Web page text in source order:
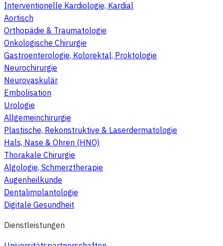
Interventionelle Kardiologie, Kardial
Aortisch
Orthopädie & Traumatologie
Onkologische Chirurgie
Gastroenterologie, Kolorektal, Proktologie
Neurochirurgie
Neurovaskulär
Embolisation
Urologie
Allgemeinchirurgie
Plastische, Rekonstruktive & Laserdermatologie
Hals, Nase & Ohren (HNO)
Thorakale Chirurgie
Algologie, Schmerztherapie
Augenheilkunde
Dentalimplantologie
Digitale Gesundheit
Dienstleistungen